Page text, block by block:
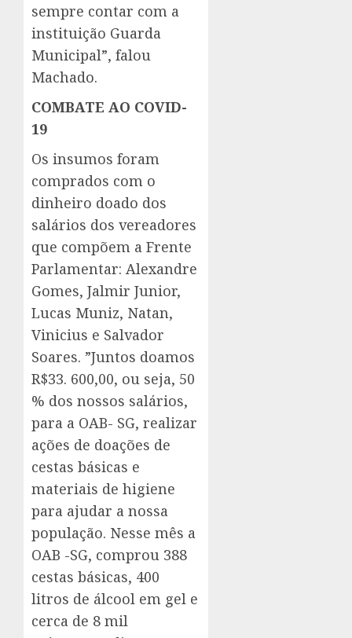
sempre contar com a
instituição Guarda
Municipal”, falou
Machado.
COMBATE AO COVID-
19
Os insumos foram
comprados com o
dinheiro doado dos
salários dos vereadores
que compõem a Frente
Parlamentar: Alexandre
Gomes, Jalmir Junior,
Lucas Muniz, Natan,
Vinicius e Salvador
Soares. ”Juntos doamos
R$33. 600,00, ou seja, 50
% dos nossos salários,
para a OAB- SG, realizar
ações de doações de
cestas básicas e
materiais de higiene
para ajudar a nossa
população. Nesse mês a
OAB -SG, comprou 388
cestas básicas, 400
litros de álcool em gel e
cerca de 8 mil